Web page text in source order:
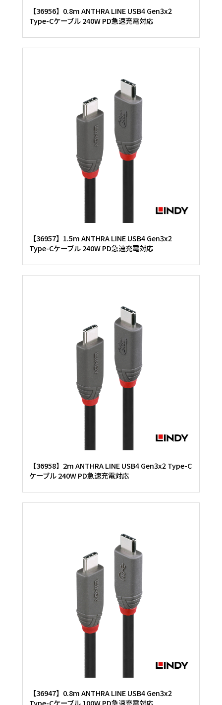
【36956】0.8m ANTHRA LINE USB4 Gen3x2
Type-Cケーブル 240W PD急速充電対応
【36957】1.5m ANTHRA LINE USB4 Gen3x2
Type-Cケーブル 240W PD急速充電対応
【36958】2m ANTHRA LINE USB4 Gen3x2 Type-C
ケーブル 240W PD急速充電対応
【36947】0.8m ANTHRA LINE USB4 Gen3x2
Type-Cケーブル 100W PD急速充電対応